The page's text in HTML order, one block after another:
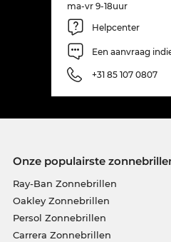
ma-vr 9-18uur
Helpcenter
Een aanvraag
+31 85 107 0807
Onze populairste
Ray-Ban Zonnebrillen
Oakley Zonnebrillen
Persol Zonnebrillen
Carrera Zonnebrillen